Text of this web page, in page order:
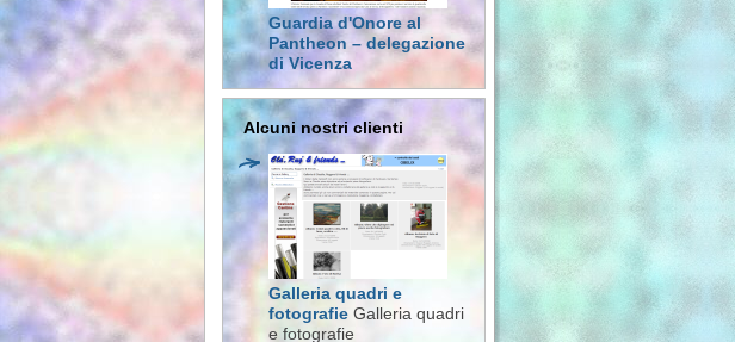
Guardia d'Onore al
Pantheon – delegazione
di Vicenza
Alcuni nostri clienti
Galleria quadri e
fotografie Galleria quadri
e fotografie